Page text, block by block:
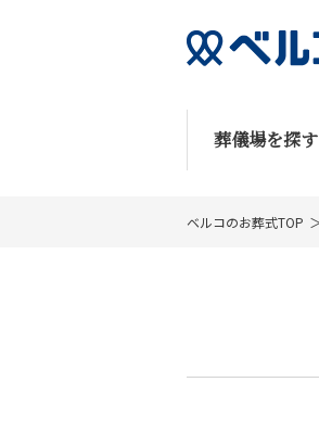
葬儀場を探す
ベルコのお葬式TOP